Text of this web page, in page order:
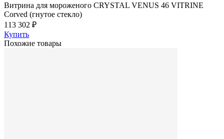
Витрина для мороженого CRYSTAL VENUS 46 VITRINE
Corved (гнутое стекло)
113 302 ₽
Купить
Похожие товары